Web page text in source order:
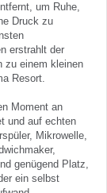
um Ruhe,
Druck zu
erstrahlt der
zu einem kleinen
Resort.
Moment an
und auf echten
Mikrowelle,
genügend Platz,
ein selbst